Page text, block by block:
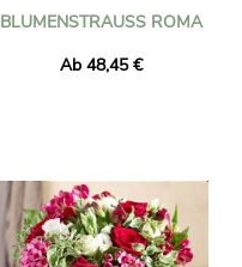
BLUMENSTRAUSS ROMA
Ab 48,45 €